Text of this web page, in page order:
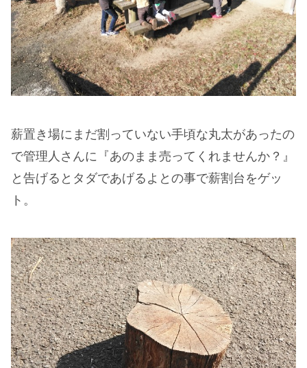
薪置き場にまだ割っていない手頃な丸太があったの
で管理人さんに『あのまま売ってくれませんか？』
と告げるとタダであげるよとの事で薪割台をゲッ
ト。